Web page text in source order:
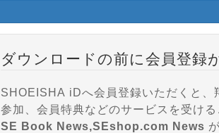
ダウンロードの前に会員登録
SHOEISHA iDへ会員登録いただくと、
SE Book News,SEshop.com News